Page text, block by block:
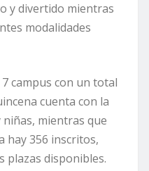
y divertido mientras
modalidades
campus con un total
cuenta con la
mientras que
hay 356 inscritos,
plazas disponibles.